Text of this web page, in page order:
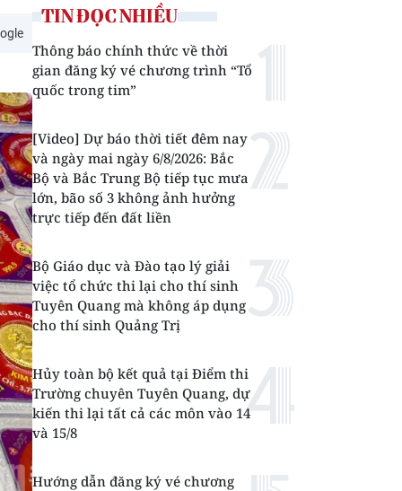
TIN ĐỌC NHIỀU
Thông báo chính thức về thời
gian đăng ký vé chương trình “Tổ
quốc trong tim”
[Video] Dự báo thời tiết đêm nay
và ngày mai ngày 6/8/2026: Bắc
Bộ và Bắc Trung Bộ tiếp tục mưa
lớn, bão số 3 không ảnh hưởng
trực tiếp đến đất liền
Bộ Giáo dục và Đào tạo lý giải
việc tổ chức thi lại cho thí sinh
Tuyên Quang mà không áp dụng
cho thí sinh Quảng Trị
Hủy toàn bộ kết quả tại Điểm thi
Trường chuyên Tuyên Quang, dự
kiến thi lại tất cả các môn vào 14
và 15/8
Hướng dẫn đăng ký vé chương